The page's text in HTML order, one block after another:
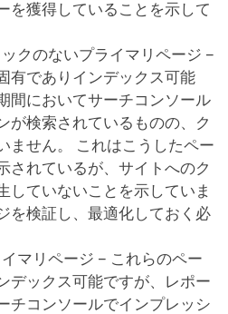
を獲得していることを示して
クのないプライマリページ –
有でありインデックス可能
間においてサーチコンソール
が検索されているものの、ク
ません。 これはこうしたペー
されているが、サイトへのク
していないことを示していま
を検証し、最適化しておく必
マリページ – これらのペー
デックス可能ですが、レポー
チコンソールでインプレッシ